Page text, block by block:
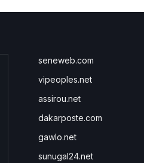
seneweb.com
vipeoples.net
assirou.net
dakarposte.com
gawlo.net
sunugal24.net